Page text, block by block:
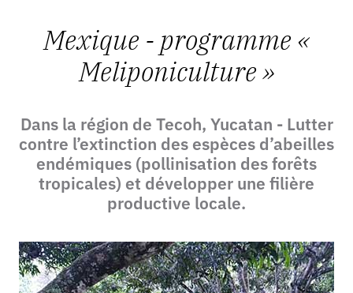
Mexique - programme «
Meliponiculture »
Dans la région de Tecoh, Yucatan - Lutter
contre l’extinction des espèces d’abeilles
endémiques (pollinisation des forêts
tropicales) et développer une filière
productive locale.